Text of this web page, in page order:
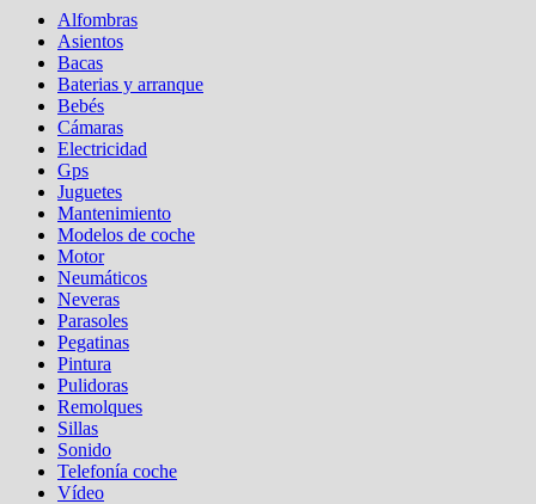
Alfombras
Asientos
Bacas
Baterias y arranque
Bebés
Cámaras
Electricidad
Gps
Juguetes
Mantenimiento
Modelos de coche
Motor
Neumáticos
Neveras
Parasoles
Pegatinas
Pintura
Pulidoras
Remolques
Sillas
Sonido
Telefonía coche
Vídeo